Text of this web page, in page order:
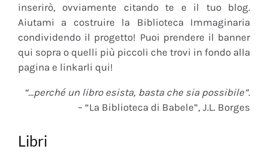
inserirò, ovviamente citando te e il tuo blog.
Aiutami a costruire la Biblioteca Immaginaria
condividendo il progetto! Puoi prendere il banner
qui sopra o quelli più piccoli che trovi in fondo alla
pagina e linkarli qui!
“…perché un libro esista, basta che sia possibile”.
– “La Biblioteca di Babele”, J.L. Borges
Libri